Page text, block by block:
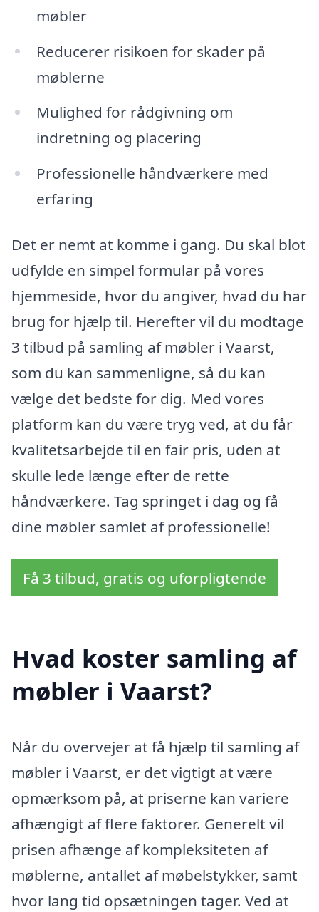
møbler
Reducerer risikoen for skader på
møblerne
Mulighed for rådgivning om
indretning og placering
Professionelle håndværkere med
erfaring
Det er nemt at komme i gang. Du skal blot
udfylde en simpel formular på vores
hjemmeside, hvor du angiver, hvad du har
brug for hjælp til. Herefter vil du modtage
3 tilbud på samling af møbler i Vaarst,
som du kan sammenligne, så du kan
vælge det bedste for dig. Med vores
platform kan du være tryg ved, at du får
kvalitetsarbejde til en fair pris, uden at
skulle lede længe efter de rette
håndværkere. Tag springet i dag og få
dine møbler samlet af professionelle!
Få 3 tilbud, gratis og uforpligtende
Hvad koster samling af
møbler i Vaarst?
Når du overvejer at få hjælp til samling af
møbler i Vaarst, er det vigtigt at være
opmærksom på, at priserne kan variere
afhængigt af flere faktorer. Generelt vil
prisen afhænge af kompleksiteten af
møblerne, antallet af møbelstykker, samt
hvor lang tid opsætningen tager. Ved at